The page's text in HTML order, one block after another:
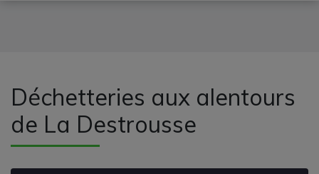
Déchetteries aux alentours
de La Destrousse